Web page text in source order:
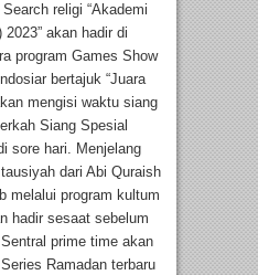
religi “Akademi
akan hadir di
program Games Show
bertajuk “Juara
mengisi waktu siang
Siang Spesial
sore hari. Menjelang
dari Abi Quraish
melalui program kultum
hadir sesaat sebelum
prime time akan
Ramadan terbaru